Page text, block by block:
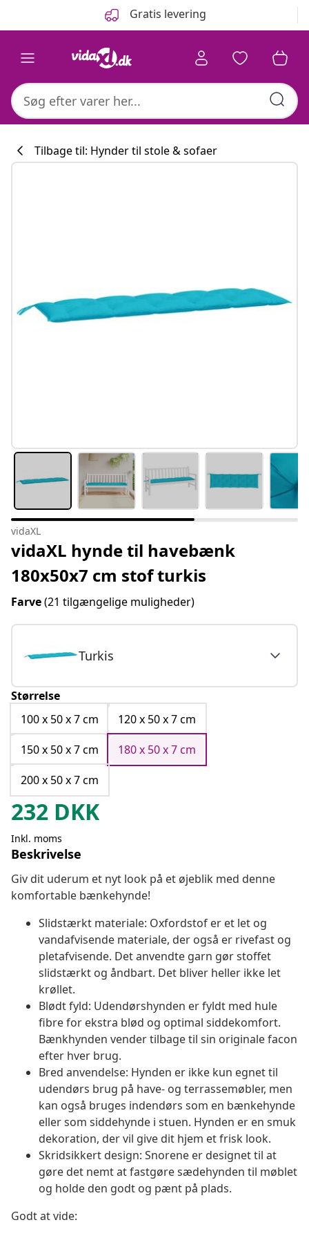
Gratis levering
Tilbage til: Hynder til stole & sofaer
vidaXL
vidaXL hynde til havebænk
180x50x7 cm stof turkis
Farve(21 tilgængelige muligheder)
Turkis
Størrelse
100 x 50 x 7 cm
120 x 50 x 7 cm
150 x 50 x 7 cm
180 x 50 x 7 cm
200 x 50 x 7 cm
232 DKK
Inkl. moms
Beskrivelse
Giv dit uderum et nyt look på et øjeblik med denne
komfortable bænkehynde!
Slidstærkt materiale: Oxfordstof er et let og
vandafvisende materiale, der også er rivefast og
pletafvisende. Det anvendte garn gør stoffet
slidstærkt og åndbart. Det bliver heller ikke let
krøllet.
Blødt fyld: Udendørshynden er fyldt med hule
fibre for ekstra blød og optimal siddekomfort.
Bænkhynden vender tilbage til sin originale facon
efter hver brug.
Bred anvendelse: Hynden er ikke kun egnet til
udendørs brug på have- og terrassemøbler, men
kan også bruges indendørs som en bænkehynde
eller som siddehynde i stuen. Hynden er en smuk
dekoration, der vil give dit hjem et frisk look.
Skridsikkert design: Snorene er designet til at
gøre det nemt at fastgøre sædehynden til møblet
og holde den godt og pænt på plads.
Godt at vide: